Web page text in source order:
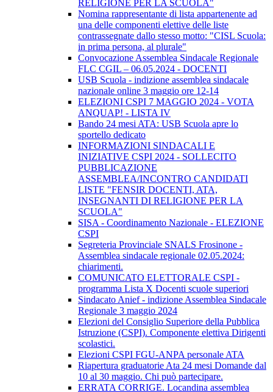
RELIGIONE PER LA SCUOLA"
Nomina rappresentante di lista appartenente ad
una delle componenti elettive delle liste
contrassegnate dallo stesso motto: "CISL Scuola:
in prima persona, al plurale"
Convocazione Assemblea Sindacale Regionale
FLC CGIL – 06.05.2024 - DOCENTI
USB Scuola - indizione assemblea sindacale
nazionale online 3 maggio ore 12-14
ELEZIONI CSPI 7 MAGGIO 2024 - VOTA
ANQUAP! - LISTA IV
Bando 24 mesi ATA: USB Scuola apre lo
sportello dedicato
INFORMAZIONI SINDACALI E
INIZIATIVE CSPI 2024 - SOLLECITO
PUBBLICAZIONE
ASSEMBLEA/INCONTRO CANDIDATI
LISTE "FENSIR DOCENTI, ATA,
INSEGNANTI DI RELIGIONE PER LA
SCUOLA"
SISA - Coordinamento Nazionale - ELEZIONE
CSPI
Segreteria Provinciale SNALS Frosinone -
Assemblea sindacale regionale 02.05.2024:
chiarimenti.
COMUNICATO ELETTORALE CSPI -
programma Lista X Docenti scuole superiori
Sindacato Anief - indizione Assemblea Sindacale
Regionale 3 maggio 2024
Elezioni del Consiglio Superiore della Pubblica
Istruzione (CSPI). Componente elettiva Dirigenti
scolastici.
Elezioni CSPI FGU-ANPA personale ATA
Riapertura graduatorie Ata 24 mesi Domande dal
10 al 30 maggio. Chi può partecipare.
ERRATA CORRIGE. Locandina assemblea